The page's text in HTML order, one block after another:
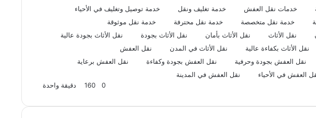
خدمات نقل العفش خدمة تغليف ونقل
خدمة توصيل وتغليف في الأحياء
خدمة نقل متخصصة خدمة نقل محترفة
خدمة نقل موثوقة
نقل الأثاث نقل الأثاث بأمان نقل الأثاث بجودة
نقل الأثاث بجودة عالية
نقل الأثاث بكفاءة عالية نقل الأثاث في المدن
نقل العفش
نقل العفش بجودة وحرفية نقل العفش بجودة وكفاءة
نقل العفش برعاية
العفش في الأحياء
نقل العفش في المدينة
0
دقيقة واحدة